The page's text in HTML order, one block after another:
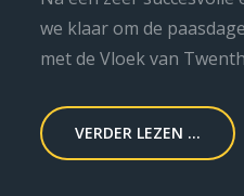
we klaar om de
met de Vloek van
VERDER LEZEN ...